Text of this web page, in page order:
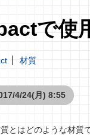
で使
材質
4/24(月) 8:55
とはどのような材質